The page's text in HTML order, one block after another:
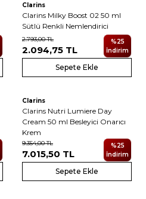
Clarins
Clarins Milky Boost 02 50 ml
Sütlü Renkli Nemlendirici
2.793,00TL
2.094,75 TL
%25
İndirim
Sepete Ekle
Clarins
Clarins Nutri Lumiere Day
Cream 50 ml Besleyici Onarıcı
Krem
9.354,00TL
7.015,50 TL
%25
İndirim
Sepete Ekle